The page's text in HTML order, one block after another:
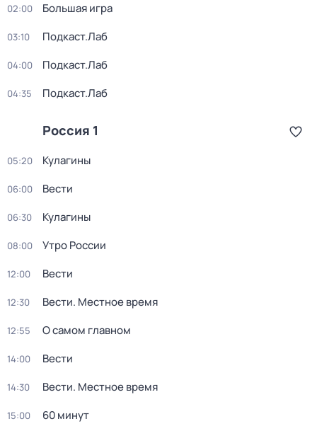
02:00 Большая игра
03:10 Подкаст.Лаб
04:00 Подкаст.Лаб
04:35 Подкаст.Лаб
Россия 1
05:20 Кулагины
06:00 Вести
06:30 Кулагины
08:00 Утро России
12:00 Вести
12:30 Вести. Местное время
12:55 О самом главном
14:00 Вести
14:30 Вести. Местное время
15:00 60 минут